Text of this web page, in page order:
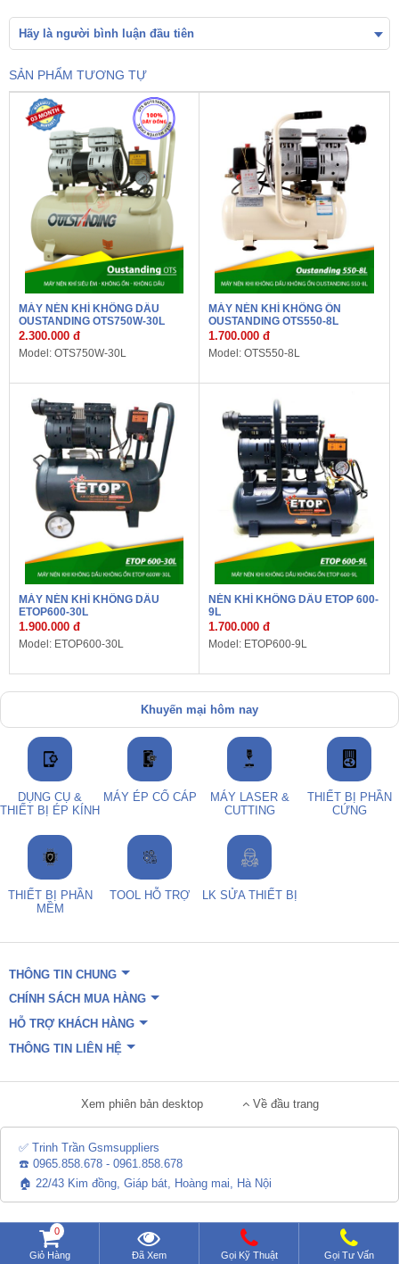
Hãy là người bình luận đầu tiên
SẢN PHẨM TƯƠNG TỰ
MÁY NÉN KHÍ KHÔNG DẦU
OUSTANDING OTS750W-30L
2.300.000 đ
Model: OTS750W-30L
MÁY NÉN KHÍ KHÔNG ỒN
OUSTANDING OTS550-8L
1.700.000 đ
Model: OTS550-8L
MÁY NÉN KHÍ KHÔNG DẦU
ETOP600-30L
1.900.000 đ
Model: ETOP600-30L
NÉN KHÍ KHÔNG DẦU ETOP 600-
9L
1.700.000 đ
Model: ETOP600-9L
Khuyến mại hôm nay
DỤNG CỤ &
THIẾT BỊ ÉP KÍNH
MÁY ÉP CỔ CÁP
MÁY LASER &
CUTTING
THIẾT BỊ PHẦN
CỨNG
THIẾT BỊ PHẦN
MỀM
TOOL HỖ TRỢ LK SỬA THIẾT BỊ
THÔNG TIN CHUNG
CHÍNH SÁCH MUA HÀNG
HỖ TRỢ KHÁCH HÀNG
THÔNG TIN LIÊN HỆ
Xem phiên bản desktop Về đầu trang
Giỏ Hàng
0
Đã Xem Gọi Kỹ Thuật Gọi Tư Vấn
✅ Trinh Trần Gsmsuppliers
☎️ 0965.858.678 - 0961.858.678
🏠 22/43 Kim đồng, Giáp bát, Hoàng mai, Hà Nội